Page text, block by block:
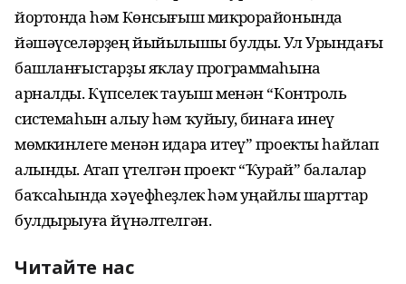
йортонда һәм Көнсығыш микрорайонында
йәшәүселәрҙең йыйылышы булды. Ул Урындағы
башланғыстарҙы яҡлау программаһына
арналды. Күпселек тауыш менән “Контроль
системаһын алыу һәм ҡуйыу, бинаға инеү
мөмкинлеге менән идара итеү” проекты һайлап
алынды. Атап үтелгән проект “Ҡурай” балалар
баҡсаһында хәүефһеҙлек һәм уңайлы шарттар
булдырыуға йүнәлтелгән.
Читайте нас